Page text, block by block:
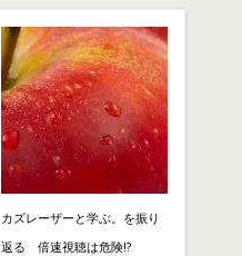
カズレーザーと学ぶ。を振り
返る 倍速視聴は危険!?